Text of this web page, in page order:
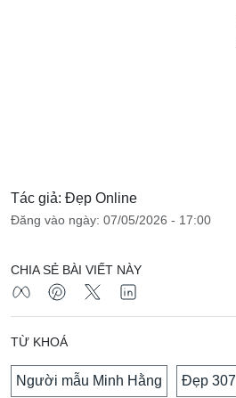
Tác giả: Đẹp Online
Đăng vào ngày: 07/05/2026 - 17:00
CHIA SẺ BÀI VIẾT NÀY
TỪ KHOÁ
Người mẫu Minh Hằng Đẹp 307